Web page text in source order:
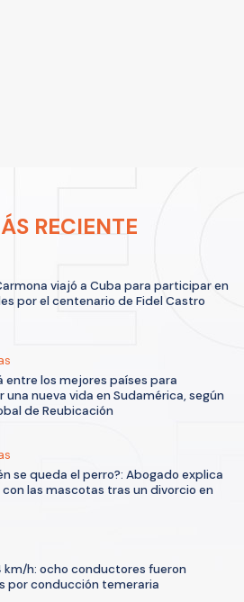
RECIENTE
viajó a Cuba para participar en
por el centenario de Fidel Castro
entre los mejores países para
una nueva vida en Sudamérica, según
de Reubicación
se queda el perro?: Abogado explica
las mascotas tras un divorcio en
km/h: ocho conductores fueron
por conducción temeraria